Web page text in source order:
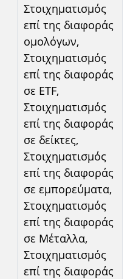
Στοιχηματισμός
επί της διαφοράς
ομολόγων,
Στοιχηματισμός
επί της διαφοράς
σε ETF,
Στοιχηματισμός
επί της διαφοράς
σε δείκτες,
Στοιχηματισμός
επί της διαφοράς
σε εμπορεύματα,
Στοιχηματισμός
επί της διαφοράς
σε Μέταλλα,
Στοιχηματισμός
επί της διαφοράς